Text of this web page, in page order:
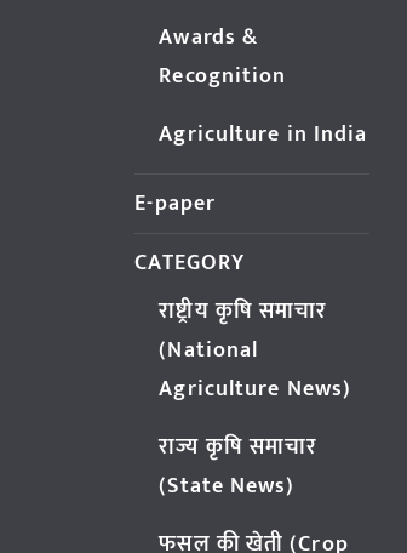
Awards &
Recognition
Agriculture in India
E-paper
CATEGORY
राष्ट्रीय कृषि समाचार
(National
Agriculture News)
राज्य कृषि समाचार
(State News)
फसल की खेती (Crop